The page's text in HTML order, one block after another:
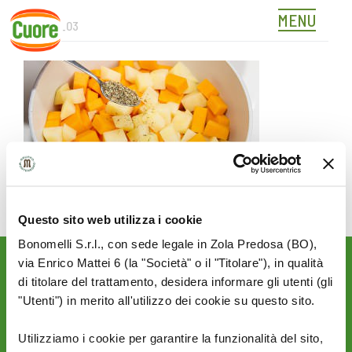
Questo sito web utilizza i cookie
Bonomelli S.r.l., con sede legale in Zola Predosa (BO),
via Enrico Mattei 6 (la "Società" o il "Titolare"), in qualità
di titolare del trattamento, desidera informare gli utenti (gli
"Utenti") in merito all'utilizzo dei cookie su questo sito.
Utilizziamo i cookie per garantire la funzionalità del sito,
Skip
content
MENU
349915_03
Rimani aggiornato sulle
novità del mondo Cuore: